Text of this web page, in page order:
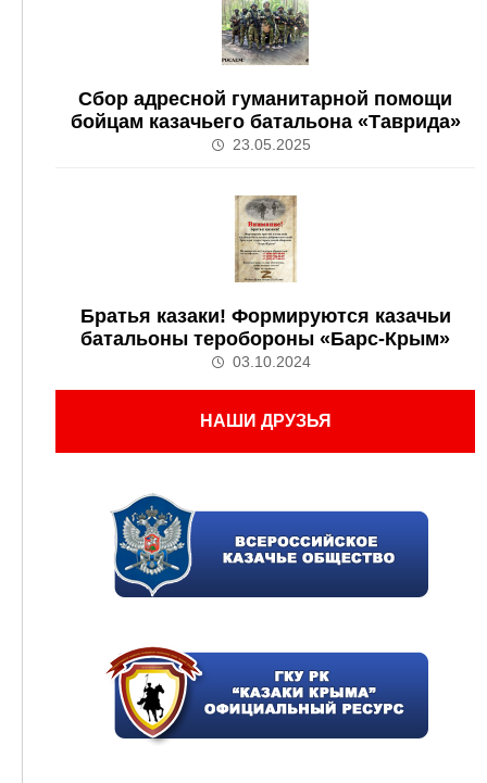
Сбор адресной гуманитарной помощи
бойцам казачьего батальона «Таврида»
23.05.2025
Братья казаки! Формируются казачьи
батальоны теробороны «Барс-Крым»
03.10.2024
НАШИ ДРУЗЬЯ